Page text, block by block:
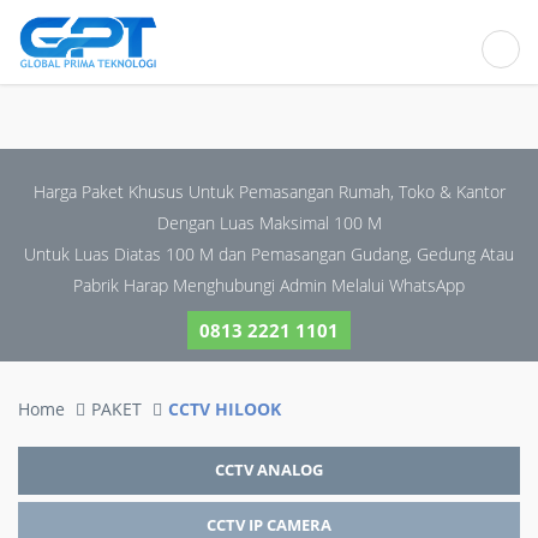
Harga Paket Khusus Untuk Pemasangan Rumah, Toko & Kantor
Dengan Luas Maksimal 100 M
Untuk Luas Diatas 100 M dan Pemasangan Gudang, Gedung Atau
Pabrik Harap Menghubungi Admin Melalui WhatsApp
0813 2221 1101
Home PAKET CCTV HILOOK
CCTV ANALOG
CCTV IP CAMERA